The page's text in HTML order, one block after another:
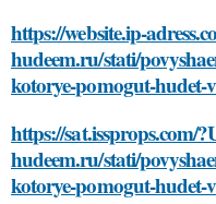
https://website.ip-
hudeem.ru/stati/
kotorye-pomogut-hudet-
https://sat.issprops.com/
hudeem.ru/stati/
kotorye-pomogut-hudet-